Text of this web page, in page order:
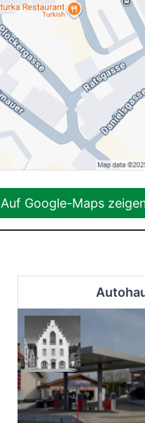
Auf Google-Maps